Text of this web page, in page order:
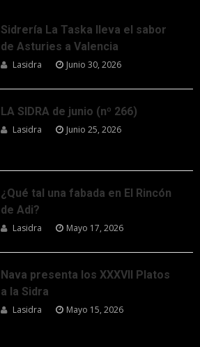
Sidrería La Taska lleva el sabor
de Asturies a Valencia
Lasidra Junio 30, 2026
LA SIDRA de junio (nº 266)
Lasidra Junio 25, 2026
¿Qué tal una fabada en El Rincón
de Adi?
Lasidra Mayo 17, 2026
Nava presenta los XXXVII Platos
a la Sidra
Lasidra Mayo 15, 2026